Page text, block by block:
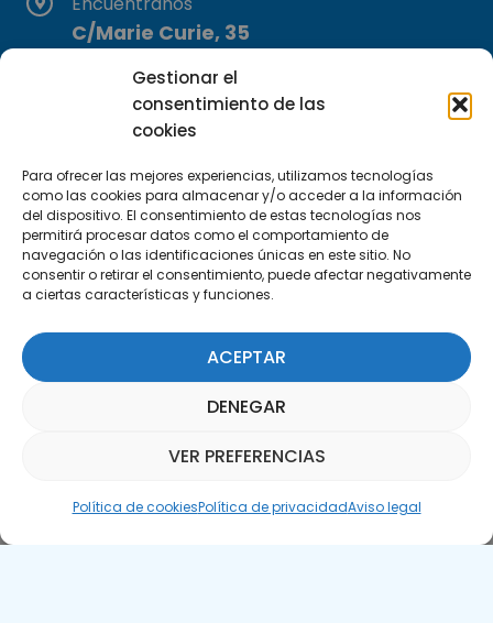
Gestionar el
consentimiento de las
cookies
Para ofrecer las mejores experiencias, utilizamos tecnologías
como las cookies para almacenar y/o acceder a la información
del dispositivo. El consentimiento de estas tecnologías nos
permitirá procesar datos como el comportamiento de
navegación o las identificaciones únicas en este sitio. No
consentir o retirar el consentimiento, puede afectar negativamente
a ciertas características y funciones.
ACEPTAR
DENEGAR
VER PREFERENCIAS
Política de cookiesPolítica de privacidadAviso legal
C/Marie Curie, 35
Suscríbete a nuestra Newsletter
SUSCRÍBETE AQUÍ